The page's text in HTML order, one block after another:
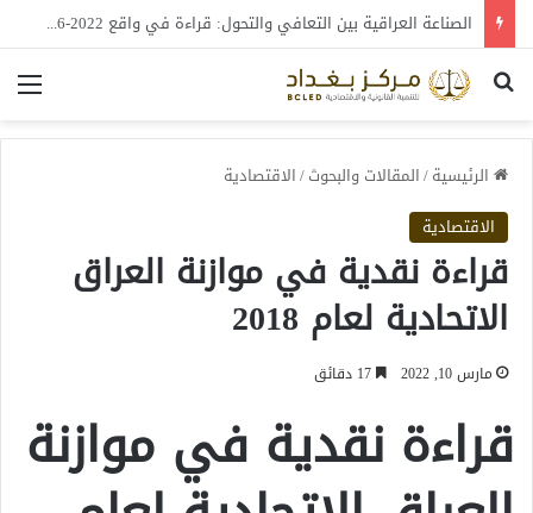
الصناديق السيادية… هل تمثل بوابة العراق نحو الاستقرار المالي والتنمية المستدامة؟
بحث عن
الرئيسية/المقالات والبحوث/الاقتصادية
الاقتصادية
قراءة نقدية في موازنة العراق
الاتحادية لعام 2018
مارس 10, 2022
قراءة نقدية في موازنة